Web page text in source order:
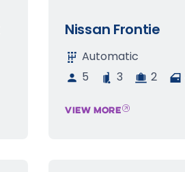
Nissan Frontie
Automatic
5
3 2
VIEW MORE